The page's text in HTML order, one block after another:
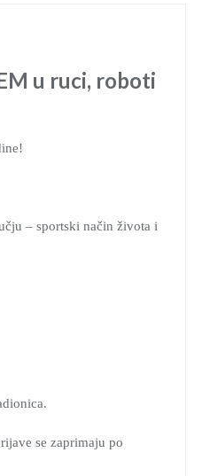
u ruci, roboti
– sportski način života i
se zaprimaju po